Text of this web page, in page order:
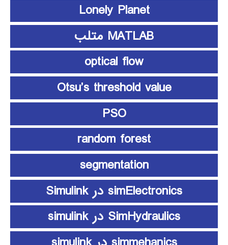
Lonely Planet
MATLAB متلب
optical flow
Otsu’s threshold value
PSO
random forest
segmentation
simElectronics در Simulink
SimHydraulics در simulink